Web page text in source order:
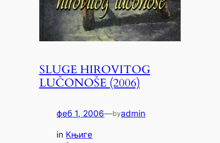
SLUGE HIROVITOG
LUČONOŠE (2006)
феб 1, 2006—byadmin
in Књиге